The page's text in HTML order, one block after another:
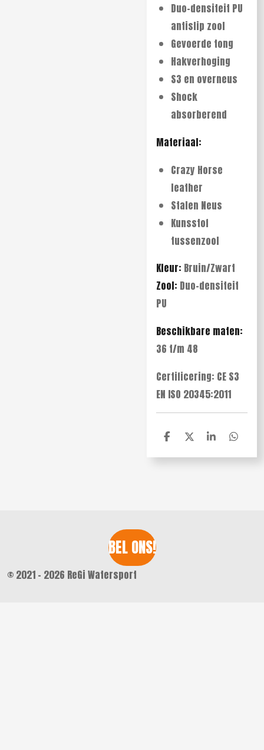
Duo-densiteit PU
antislip zool
Gevoerde tong
Hakverhoging
S3 en overneus
Shock
absorberend
Materiaal:
Crazy Horse
leather
Stalen Neus
Kunsstof
tussenzool
Kleur: Bruin/Zwart
Zool: Duo-densiteit
PU
Beschikbare maten:
36 t/m 48
Certificering: CE S3
EN ISO 20345:2011
D
l
D
e
S
a
D
l
BEL ONS!
© 2021 - 2026 ReGi Watersport